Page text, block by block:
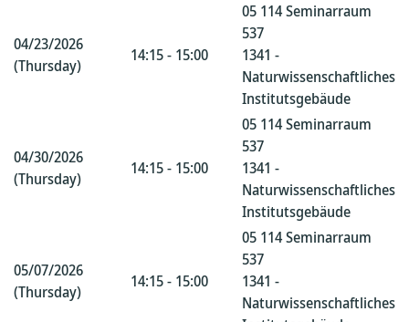
04/23/2026
(Thursday)
14:15 - 15:00
05 114 Seminarraum
537
1341 -
Naturwissenschaftliches
Institutsgebäude
04/30/2026
(Thursday)
14:15 - 15:00
05 114 Seminarraum
537
1341 -
Naturwissenschaftliches
Institutsgebäude
05/07/2026
(Thursday)
14:15 - 15:00
05 114 Seminarraum
537
1341 -
Naturwissenschaftliches